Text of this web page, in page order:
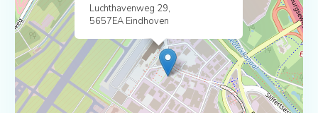
Luchthavenweg 29,
5657EA Eindhoven